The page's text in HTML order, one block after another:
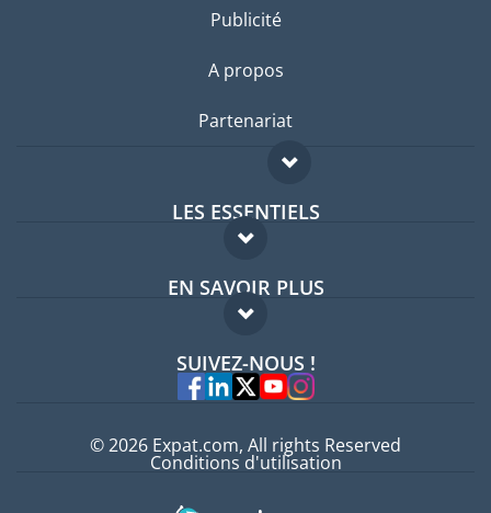
Publicité
A propos
Partenariat
LES ESSENTIELS
Forum expatriés
Guides pays
EN SAVOIR PLUS
FAQ
Experts
SUIVEZ-NOUS !
© 2026 Expat.com, All rights Reserved
Conditions d'utilisation